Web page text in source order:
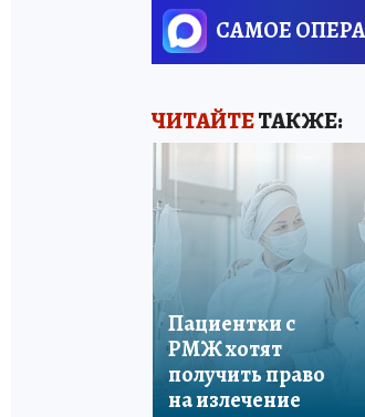
САМОЕ
ЧИТАЙТЕТАКЖЕ:
Пациентки с
РМЖ хотят
получить право
на излечение